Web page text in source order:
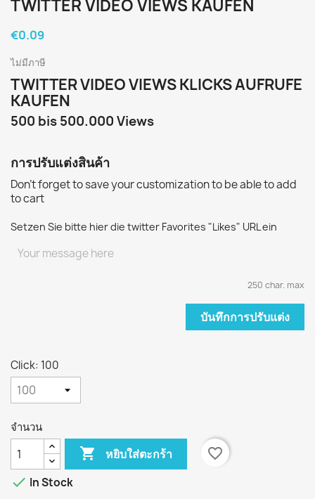
TWITTER VIDEO VIEWS KAUFEN
€0.09
ไม่มีภาษี
TWITTER VIDEO VIEWS KLICKS AUFRUFE
KAUFEN
500 bis 500.000 Views
การปรับแต่งสินค้า
Don't forget to save your customization to be able to add
to cart
Setzen Sie bitte hier die twitter Favorites "Likes" URL ein
250 char. max
บันทึกการปรับแต่ง
Click: 100
จำนวน
 หยิบใส่ตะกร้า
favorite_border
 In Stock